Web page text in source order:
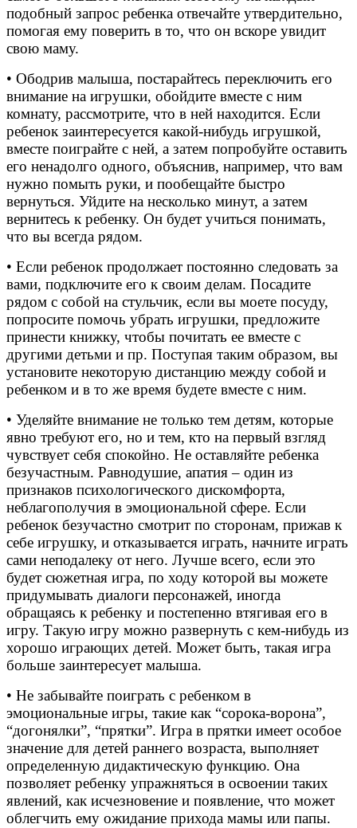
подобный запрос ребенка отвечайте утвердительно,
помогая ему поверить в то, что он вскоре увидит
свою маму.
• Ободрив малыша, постарайтесь переключить его
внимание на игрушки, обойдите вместе с ним
комнату, рассмотрите, что в ней находится. Если
ребенок заинтересуется какой-нибудь игрушкой,
вместе поиграйте с ней, а затем попробуйте оставить
его ненадолго одного, объяснив, например, что вам
нужно помыть руки, и пообещайте быстро
вернуться. Уйдите на несколько минут, а затем
вернитесь к ребенку. Он будет учиться понимать,
что вы всегда рядом.
• Если ребенок продолжает постоянно следовать за
вами, подключите его к своим делам. Посадите
рядом с собой на стульчик, если вы моете посуду,
попросите помочь убрать игрушки, предложите
принести книжку, чтобы почитать ее вместе с
другими детьми и пр. Поступая таким образом, вы
установите некоторую дистанцию между собой и
ребенком и в то же время будете вместе с ним.
• Уделяйте внимание не только тем детям, которые
явно требуют его, но и тем, кто на первый взгляд
чувствует себя спокойно. Не оставляйте ребенка
безучастным. Равнодушие, апатия – один из
признаков психологического дискомфорта,
неблагополучия в эмоциональной сфере. Если
ребенок безучастно смотрит по сторонам, прижав к
себе игрушку, и отказывается играть, начните играть
сами неподалеку от него. Лучше всего, если это
будет сюжетная игра, по ходу которой вы можете
придумывать диалоги персонажей, иногда
обращаясь к ребенку и постепенно втягивая его в
игру. Такую игру можно развернуть с кем-нибудь из
хорошо играющих детей. Может быть, такая игра
больше заинтересует малыша.
• Не забывайте поиграть с ребенком в
эмоциональные игры, такие как “сорока-ворона”,
“догонялки”, “прятки”. Игра в прятки имеет особое
значение для детей раннего возраста, выполняет
определенную дидактическую функцию. Она
позволяет ребенку упражняться в освоении таких
явлений, как исчезновение и появление, что может
облегчить ему ожидание прихода мамы или папы.